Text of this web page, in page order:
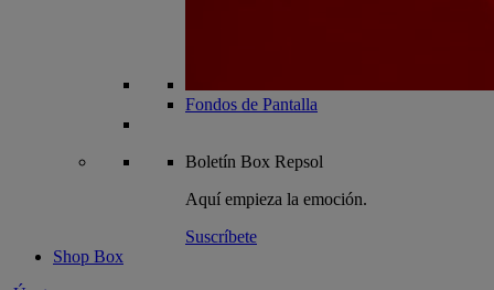
Fondos de Pantalla
Boletín Box Repsol
Aquí empieza la emoción.
Suscríbete
Shop Box